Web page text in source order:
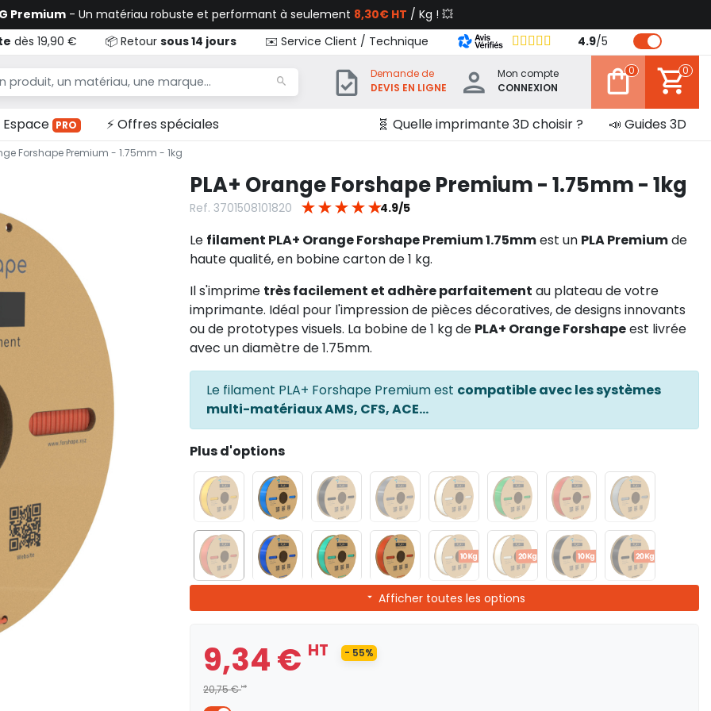
Premium - Un matériau robuste et performant à seulement 8,30€ HT / Kg ! 💥
dès 19,90 € 📦 Retour sous 14 jours ✉️ Service Client / Technique 4.9/5
Demande de
DEVIS EN LIGNE
Mon compte
CONNEXION
0 0
Espace PRO ⚡ Offres spéciales 🧬 Quelle imprimante 3D choisir ? 📣 Guides 3D
Forshape Premium - 1.75mm - 1kg
PLA+ Orange Forshape Premium - 1.75mm - 1kg
Ref. 3701508101820 ★ ★ ★ ★ ★4.9/5
Le filament PLA+ Orange Forshape Premium 1.75mmest un PLA Premiumde
haute qualité, en bobine carton de 1 kg.
Il s'imprime très facilement et adhère parfaitement au plateau de votre
imprimante. Idéal pour l'impression de pièces décoratives, de designs innovants
ou de prototypes visuels. La bobine de 1 kg de PLA+ Orange Forshapeest livrée
avec un diamètre de 1.75mm.
Le filament PLA+ Forshape Premium est compatible avec les systèmes
multi-matériaux AMS, CFS, ACE...
Plus d'options
Afficher toutes les options
9,34 € HT
20,75 €HT
- 55%